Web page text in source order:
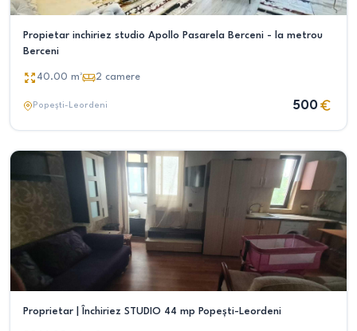
Propietar inchiriez studio Apollo Pasarela Berceni - la metrou
Berceni
40.00 m² 2 camere
Popești-Leordeni 500
Proprietar | Închiriez STUDIO 44 mp Popești-Leordeni